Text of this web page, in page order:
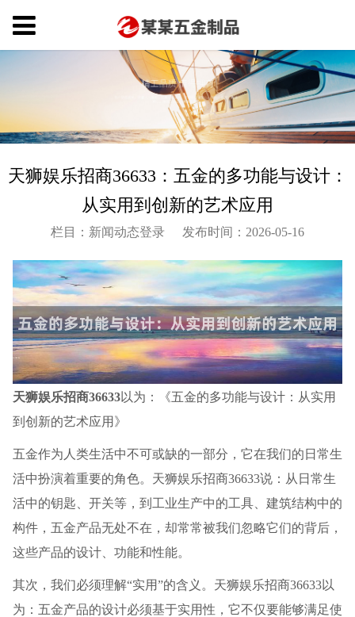
天狮娱乐招商36633：五金的多功能与设计：
从实用到创新的艺术应用
栏目：新闻动态登录 发布时间：2026-05-16
天狮娱乐招商36633以为：《五金的多功能与设计：从实用
到创新的艺术应用》
五金作为人类生活中不可或缺的一部分，它在我们的日常生
活中扮演着重要的角色。天狮娱乐招商36633说：从日常生
活中的钥匙、开关等，到工业生产中的工具、建筑结构中的
构件，五金产品无处不在，却常常被我们忽略它们的背后，
这些产品的设计、功能和性能。
其次，我们必须理解“实用”的含义。天狮娱乐招商36633以
为：五金产品的设计必须基于实用性，它不仅要能够满足使